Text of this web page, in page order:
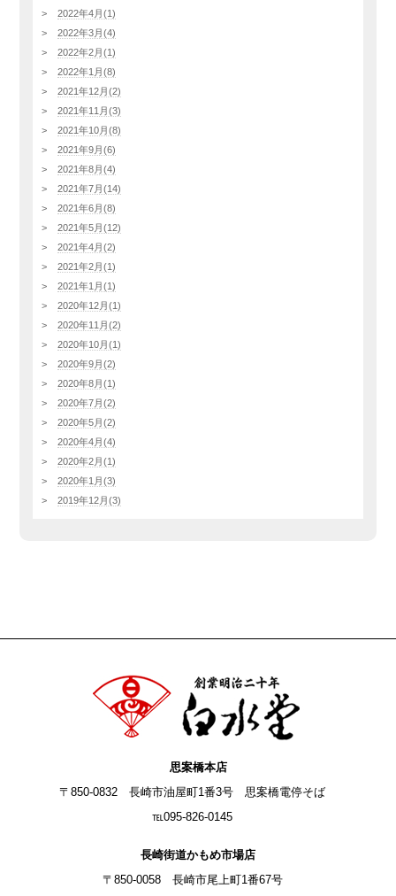
2022年4月(1)
2022年3月(4)
2022年2月(1)
2022年1月(8)
2021年12月(2)
2021年11月(3)
2021年10月(8)
2021年9月(6)
2021年8月(4)
2021年7月(14)
2021年6月(8)
2021年5月(12)
2021年4月(2)
2021年2月(1)
2021年1月(1)
2020年12月(1)
2020年11月(2)
2020年10月(1)
2020年9月(2)
2020年8月(1)
2020年7月(2)
2020年5月(2)
2020年4月(4)
2020年2月(1)
2020年1月(3)
2019年12月(3)
思案橋本店
〒850-0832 長崎市油屋町1番3号 思案橋電停そば
℡095-826-0145
長崎街道かもめ市場店
〒850-0058 長崎市尾上町1番67号